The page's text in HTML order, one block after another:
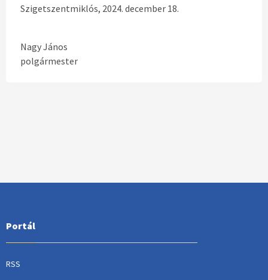
Szigetszentmiklós, 2024. december 18.
Nagy János
polgármester
Portál
RSS